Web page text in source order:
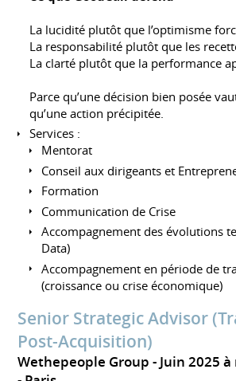
La lucidité plutôt que l’optimisme
La responsabilité plutôt que les
La clarté plutôt que la performance
Parce qu’une décision bien posée
qu’une action précipitée.
Services :
Mentorat
Conseil aux dirigeants et
Formation
Communication de Crise
Accompagnement des évolutions
Data)
Accompagnement en période de
(croissance ou crise économique)
Senior Strategic Advisor
Post-Acquisition)
Wethepeople Group
Juin 2025